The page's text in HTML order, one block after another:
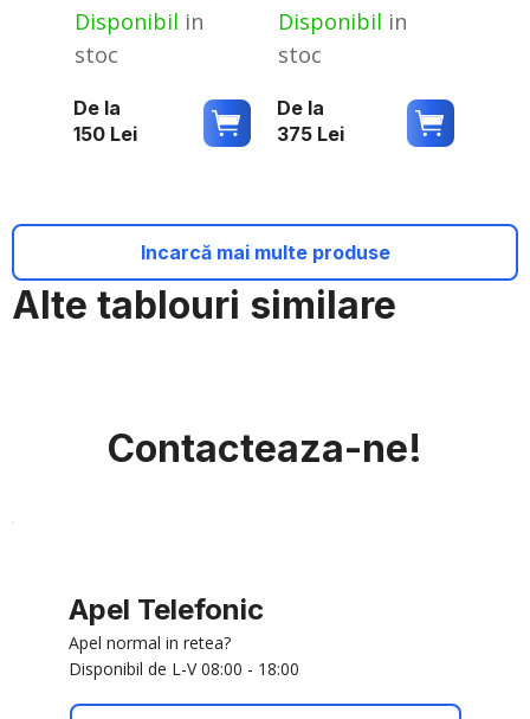
Alte tablouri similare
Disponibil in
stoc
De la
150 Lei
Disponibil in
stoc
De la
375 Lei
Incarcă mai multe produse
Contacteaza-ne!
Apel Telefonic
Apel normal in retea?
Disponibil de L-V 08:00 - 18:00